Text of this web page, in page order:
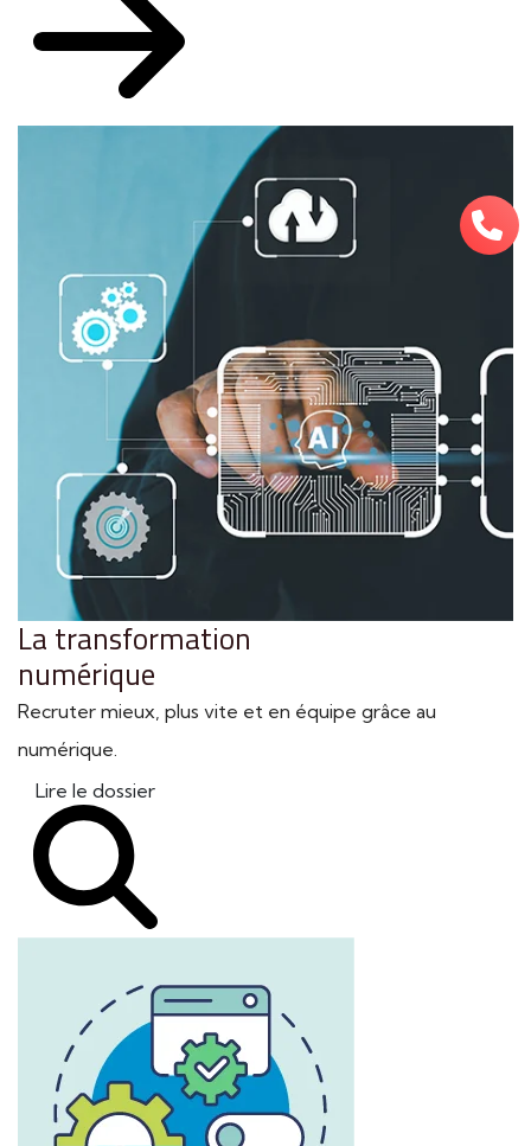
La transformation
numérique
Recruter mieux, plus vite et en équipe grâce au
numérique.
Lire le dossier